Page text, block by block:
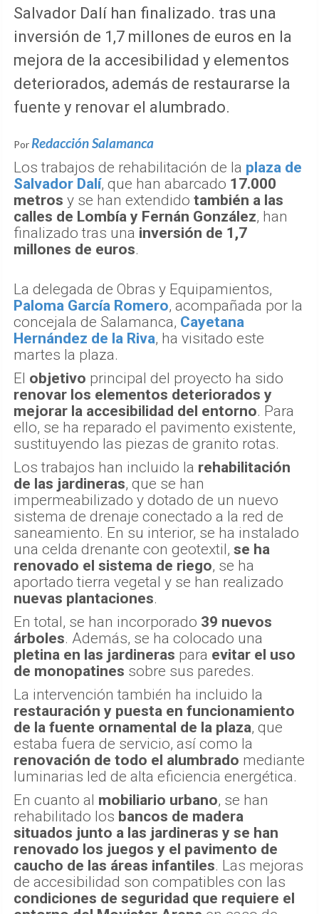
Salvador Dalí han finalizado. tras una
inversión de 1,7 millones de euros en la
mejora de la accesibilidad y elementos
deteriorados, además de restaurarse la
fuente y renovar el alumbrado.
Por Redacción Salamanca
Los trabajos de rehabilitación de la plaza de
Salvador Dalí, que han abarcado 17.000
metros y se han extendido también a las
calles de Lombía y Fernán González, han
finalizado tras una inversión de 1,7
millones de euros.
La delegada de Obras y Equipamientos,
Paloma García Romero, acompañada por la
concejala de Salamanca, Cayetana
Hernández de la Riva, ha visitado este
martes la plaza.
El objetivo principal del proyecto ha sido
renovar los elementos deteriorados y
mejorar la accesibilidad del entorno. Para
ello, se ha reparado el pavimento existente,
sustituyendo las piezas de granito rotas.
Los trabajos han incluido la rehabilitación
de las jardineras, que se han
impermeabilizado y dotado de un nuevo
sistema de drenaje conectado a la red de
saneamiento. En su interior, se ha instalado
una celda drenante con geotextil, se ha
renovado el sistema de riego, se ha
aportado tierra vegetal y se han realizado
nuevas plantaciones.
En total, se han incorporado 39 nuevos
árboles. Además, se ha colocado una
pletina en las jardineras para evitar el uso
de monopatines sobre sus paredes.
La intervención también ha incluido la
restauración y puesta en funcionamiento
de la fuente ornamental de la plaza, que
estaba fuera de servicio, así como la
renovación de todo el alumbrado mediante
luminarias led de alta eficiencia energética.
En cuanto al mobiliario urbano, se han
rehabilitado los bancos de madera
situados junto a las jardineras y se han
renovado los juegos y el pavimento de
caucho de las áreas infantiles. Las mejoras
de accesibilidad son compatibles con las
condiciones de seguridad que requiere el